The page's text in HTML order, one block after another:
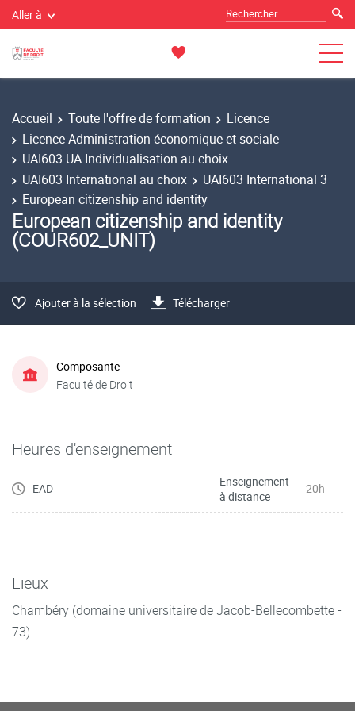
Aller à
Accueil Toute l'offre de formation
Licence
Licence Administration économique et sociale
UAI603 UA Individualisation au choix
UAI603 International au choix
UAI603 International 3
European citizenship and identity
European citizenship and identity
(COUR602_UNIT)
Ajouter à la sélection Télécharger
Composante
Faculté de Droit
Heures d'enseignement
EAD
Enseignement
à distance
20h
Lieux
Chambéry (domaine universitaire de Jacob-Bellecombette -
73)